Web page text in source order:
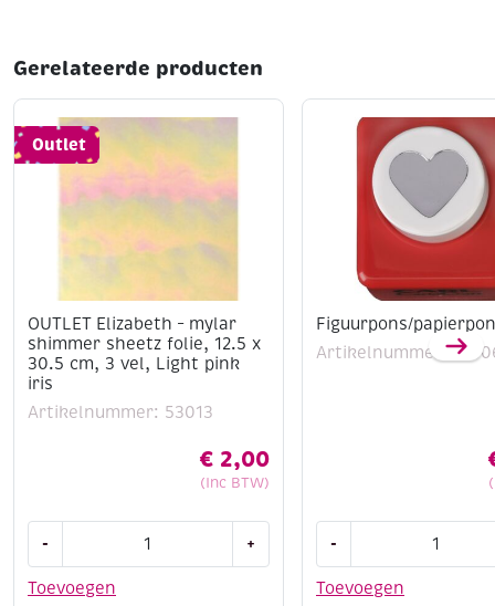
Gerelateerde producten
Outlet
OUTLET Elizabeth – mylar
shimmer sheetz folie, 12.5 x
30.5 cm, 3 vel, Light pink
iris
Artikelnummer: 53013
€ 2,00
(Inc BTW)
Toevoegen
-
-
+
Figuurpons/
Artikelnummer:
Toevoegen
-
aantal